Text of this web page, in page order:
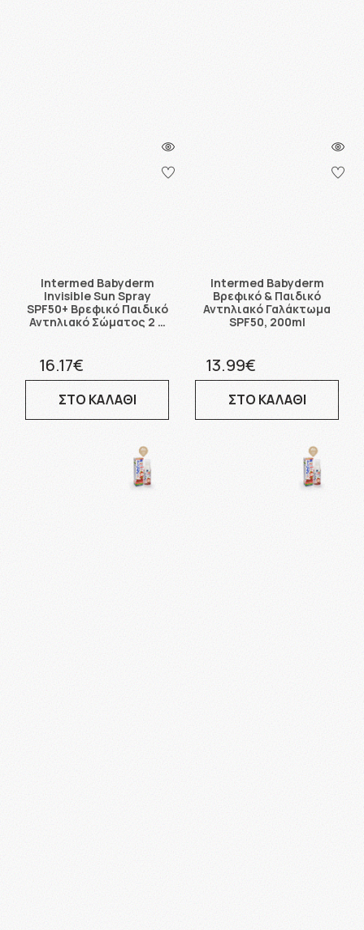
Intermed Babyderm
Invisible Sun Spray
SPF50+ Βρεφικό Παιδικό
Αντηλιακό Σώματος 2 …
16.17€
ΣΤΟ ΚΑΛΑΘΙ
Intermed Babyderm
Βρεφικό & Παιδικό
Αντηλιακό Γαλάκτωμα
SPF50, 200ml
13.99€
ΣΤΟ ΚΑΛΑΘΙ